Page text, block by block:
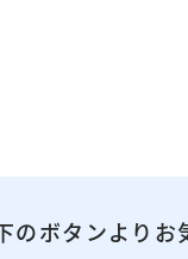
ボタンより